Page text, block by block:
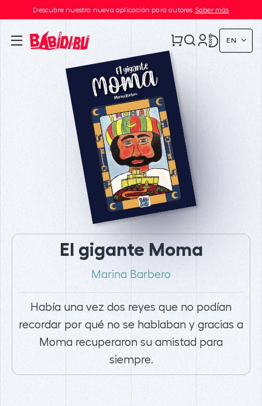
Descubre nuestra nueva aplicación para autores Saber más
EN
El gigante Moma
Marina Barbero
Había una vez dos reyes que no podían
recordar por qué no se hablaban y gracias a
Moma recuperaron su amistad para
siempre.